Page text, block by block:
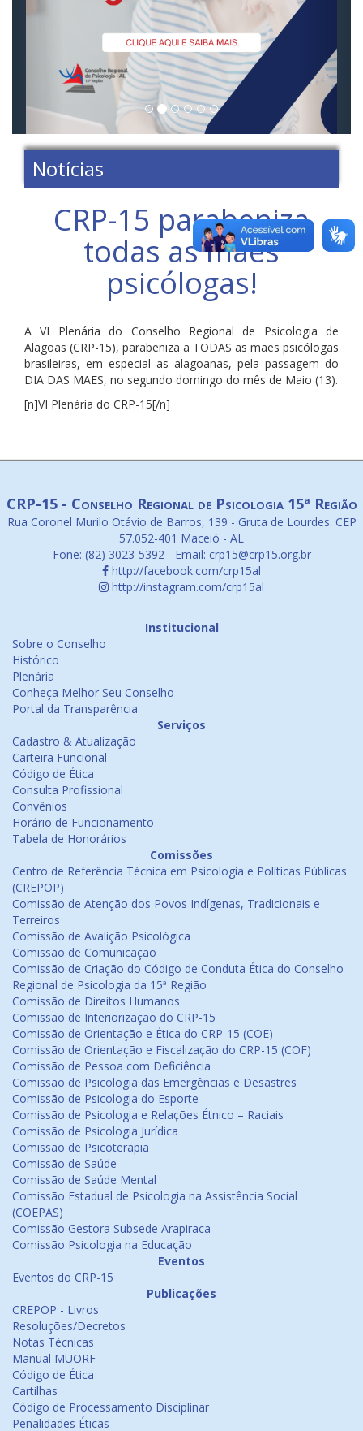
Notícias
CRP-15 parabeniza
todas as mães
psicólogas!
A VI Plenária do Conselho Regional de Psicologia de
Alagoas (CRP-15), parabeniza a TODAS as mães psicólogas
brasileiras, em especial as alagoanas, pela passagem do
DIA DAS MÃES, no segundo domingo do mês de Maio (13).
[n]VI Plenária do CRP-15[/n]
CRP-15 - Conselho Regional de Psicologia 15ª Região
Rua Coronel Murilo Otávio de Barros, 139 - Gruta de Lourdes. CEP
57.052-401 Maceió - AL
Fone: (82) 3023-5392 - Email: crp15@crp15.org.br
http://facebook.com/crp15al
http://instagram.com/crp15al
Institucional
Sobre o Conselho
Histórico
Plenária
Conheça Melhor Seu Conselho
Portal da Transparência
Serviços
Cadastro & Atualização
Carteira Funcional
Código de Ética
Consulta Profissional
Convênios
Horário de Funcionamento
Tabela de Honorários
Comissões
Centro de Referência Técnica em Psicologia e Políticas Públicas
(CREPOP)
Comissão de Atenção dos Povos Indígenas, Tradicionais e
Terreiros
Comissão de Avalição Psicológica
Comissão de Comunicação
Comissão de Criação do Código de Conduta Ética do Conselho
Regional de Psicologia da 15ª Região
Comissão de Direitos Humanos
Comissão de Interiorização do CRP-15
Comissão de Orientação e Ética do CRP-15 (COE)
Comissão de Orientação e Fiscalização do CRP-15 (COF)
Comissão de Pessoa com Deficiência
Comissão de Psicologia das Emergências e Desastres
Comissão de Psicologia do Esporte
Comissão de Psicologia e Relações Étnico – Raciais
Comissão de Psicologia Jurídica
Comissão de Psicoterapia
Comissão de Saúde
Comissão de Saúde Mental
Comissão Estadual de Psicologia na Assistência Social
(COEPAS)
Comissão Gestora Subsede Arapiraca
Comissão Psicologia na Educação
Eventos
Eventos do CRP-15
Publicações
CREPOP - Livros
Resoluções/Decretos
Notas Técnicas
Manual MUORF
Código de Ética
Cartilhas
Código de Processamento Disciplinar
Penalidades Éticas